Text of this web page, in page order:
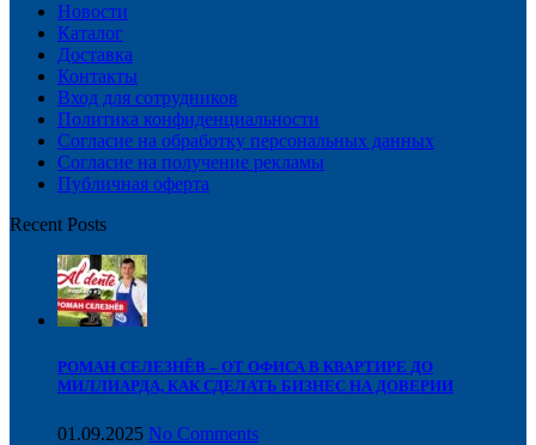
Новости
Каталог
Доставка
Контакты
Вход для сотрудников
Политика конфиденциальности
Согласие на обработку персональных данных
Cогласие на получение рекламы
Публичная оферта
Recent Posts
РОМАН СЕЛЕЗНЁВ – ОТ ОФИСА В КВАРТИРЕ ДО
МИЛЛИАРДА, КАК СДЕЛАТЬ БИЗНЕС НА ДОВЕРИИ
01.09.2025 No Comments